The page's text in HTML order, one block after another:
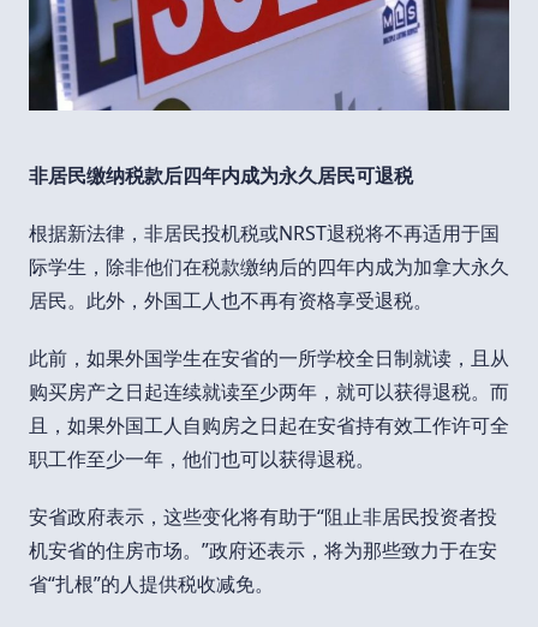
非居民缴纳税款后四年内成为永久居民可退税
根据新法律，非居民投机税或NRST退税将不再适用于国
际学生，除非他们在税款缴纳后的四年内成为加拿大永久
居民。此外，外国工人也不再有资格享受退税。
此前，如果外国学生在安省的一所学校全日制就读，且从
购买房产之日起连续就读至少两年，就可以获得退税。而
且，如果外国工人自购房之日起在安省持有效工作许可全
职工作至少一年，他们也可以获得退税。
安省政府表示，这些变化将有助于“阻止非居民投资者投
机安省的住房市场。”政府还表示，将为那些致力于在安
省“扎根”的人提供税收减免。